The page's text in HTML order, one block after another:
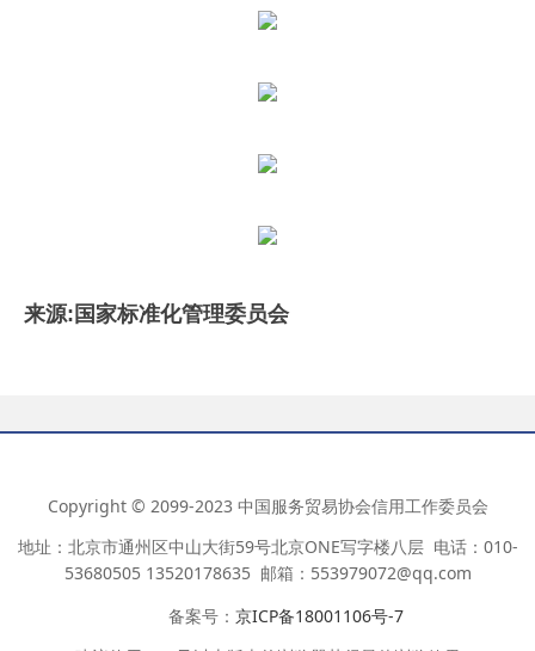
来源:国家标准化管理委员会
Copyright © 2099-2023 中国服务贸易协会信用工作委员会
地址：北京市通州区中山大街59号北京ONE写字楼八层 电话：010-
53680505 13520178635 邮箱：553979072@qq.com
备案号： 京ICP备18001106号-7